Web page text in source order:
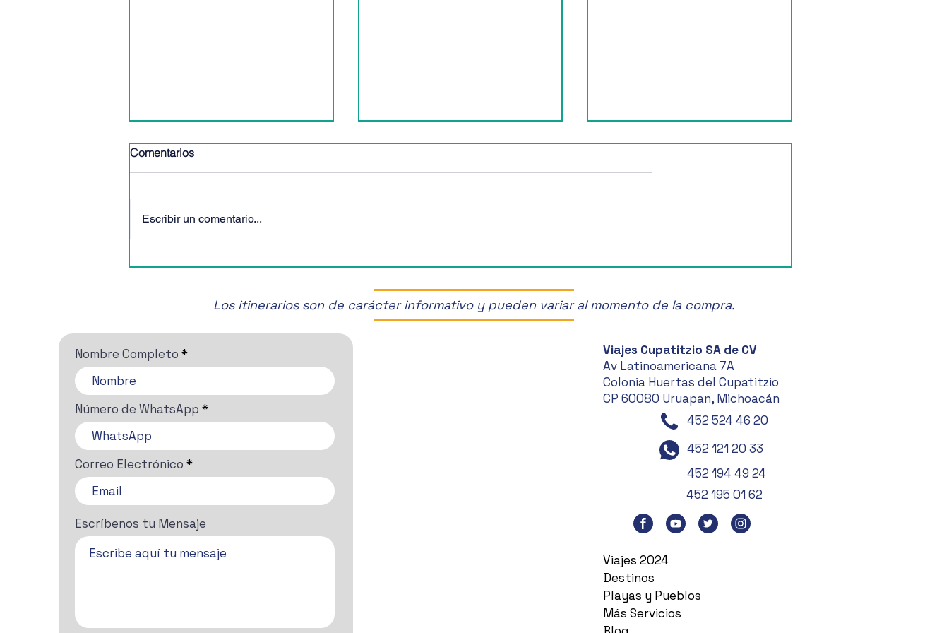
Comentarios
Escribir un comentario...
Los itinerarios son de carácter informativo y pueden variar al momento de la compra.
Nombre Completo
Número de WhatsApp
Correo Electrónico
Escríbenos tu Mensaje
Viajes Cupatitzio SA de CV
Av Latinoamericana 7A
Colonia Huertas del Cupatitzio
CP 60080 Uruapan, Michoacán
452 524 46 20
452 121 20 33
452 194 49 24
452 195 01 62
Viajes 2024
Destinos
Playas y Pueblos
Más Servicios